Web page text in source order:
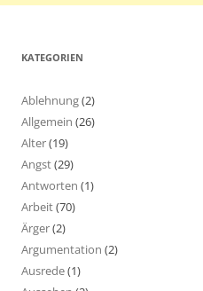
KATEGORIEN
Ablehnung(2)
Allgemein (26)
Alter(19)
Angst(29)
Antworten (1)
Arbeit(70)
Ärger(2)
Argumentation (2)
Ausrede(1)